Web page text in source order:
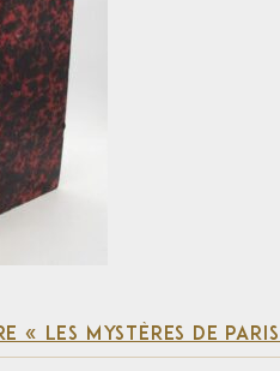
« LES MYSTÈRES DE